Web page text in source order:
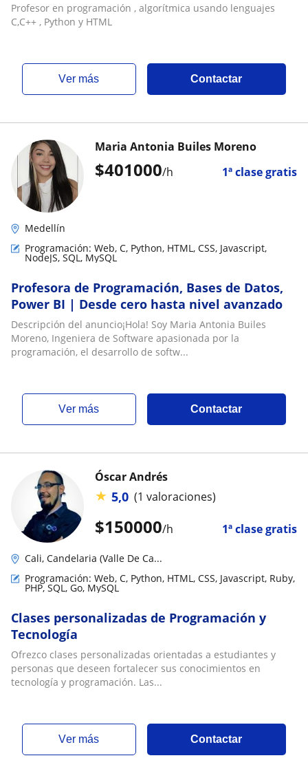
Profesor en programación , algorítmica usando lenguajes
C,C++ , Python y HTML
ver más Contactar
$401000/h 1ª clase gratis
Maria Antonia Builes Moreno
Medellín
Programación: Web, C, Python, HTML, CSS, Javascript,
NodeJS, SQL, MySQL
Profesora de Programación, Bases de Datos,
Power BI | Desde cero hasta nivel avanzado
Descripción del anuncio¡Hola! Soy Maria Antonia Builes
Moreno, Ingeniera de Software apasionada por la
programación, el desarrollo de softw...
ver más Contactar
$150000/h 1ª clase gratis
Óscar Andrés
★ 5,0 (1 valoraciones)
Cali, Candelaria (Valle De Ca...
Programación: Web, C, Python, HTML, CSS, Javascript, Ruby,
PHP, SQL, Go, MySQL
Clases personalizadas de Programación y
Tecnología
Ofrezco clases personalizadas orientadas a estudiantes y
personas que deseen fortalecer sus conocimientos en
tecnología y programación. Las...
ver más Contactar